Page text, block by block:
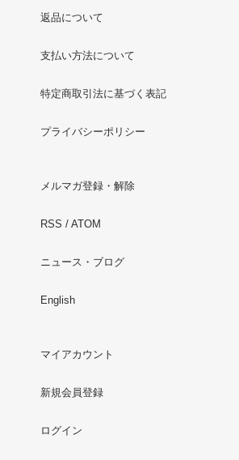
返品について
支払い方法について
特定商取引法に基づく表記
プライバシーポリシー
メルマガ登録・解除
RSS / ATOM
ニュース・ブログ
English
マイアカウント
新規会員登録
ログイン